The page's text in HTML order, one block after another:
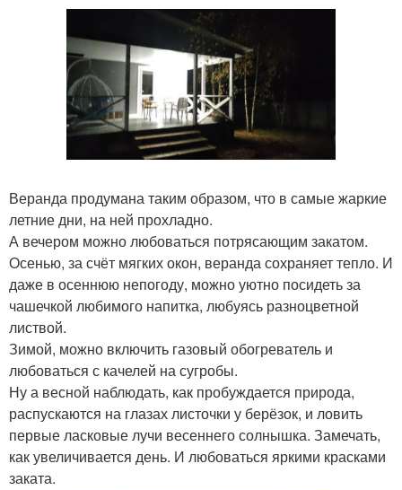
Веранда продумана таким образом, что в самые жаркие
летние дни, на ней прохладно.
А вечером можно любоваться потрясающим закатом.
Осенью, за счёт мягких окон, веранда сохраняет тепло. И
даже в осеннюю непогоду, можно уютно посидеть за
чашечкой любимого напитка, любуясь разноцветной
листвой.
Зимой, можно включить газовый обогреватель и
любоваться с качелей на сугробы.
Ну а весной наблюдать, как пробуждается природа,
распускаются на глазах листочки у берёзок, и ловить
первые ласковые лучи весеннего солнышка. Замечать,
как увеличивается день. И любоваться яркими красками
заката.